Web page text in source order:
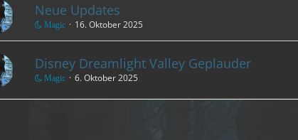
Neue Updates
Magic 16. Oktober 2025
Disney Dreamlight Valley Geplauder
Magic 6. Oktober 2025